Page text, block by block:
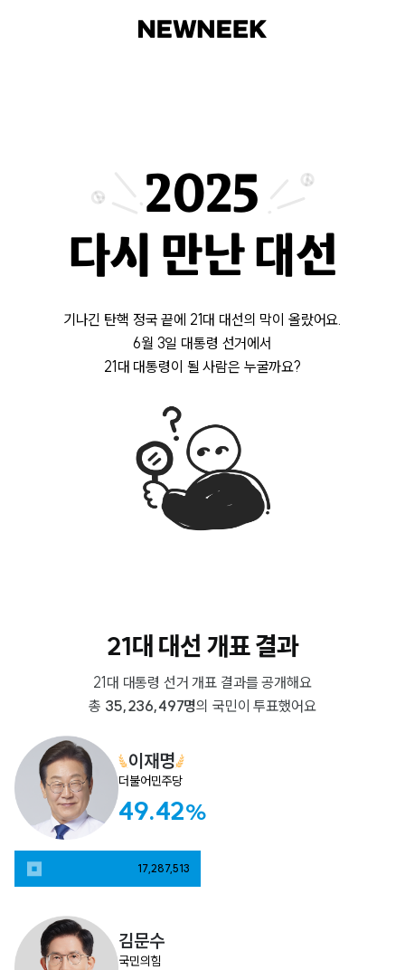
2025
다시 만난 대선
기나긴 탄핵 정국 끝에 21대 대선의 막이 올랐어요.
6월 3일 대통령 선거에서
21대 대통령이 될 사람은 누굴까요?
21대 대선 개표 결과
21대 대통령 선거 개표 결과를 공개해요
총 35,236,497명의 국민이 투표했어요
이재명
더불어민주당
49.42%
17,287,513
김문수
국민의힘